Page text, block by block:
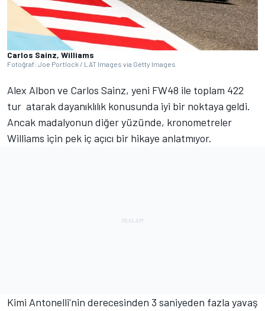
Carlos Sainz, Williams
Fotoğraf: Joe Portlock / LAT Images via Getty Images
Alex Albon ve Carlos Sainz, yeni FW48 ile toplam 422
tur atarak dayanıklılık konusunda iyi bir noktaya geldi.
Ancak madalyonun diğer yüzünde, kronometreler
Williams için pek iç açıcı bir hikaye anlatmıyor.
Kimi Antonelli'nin derecesinden 3 saniyeden fazla yavaş